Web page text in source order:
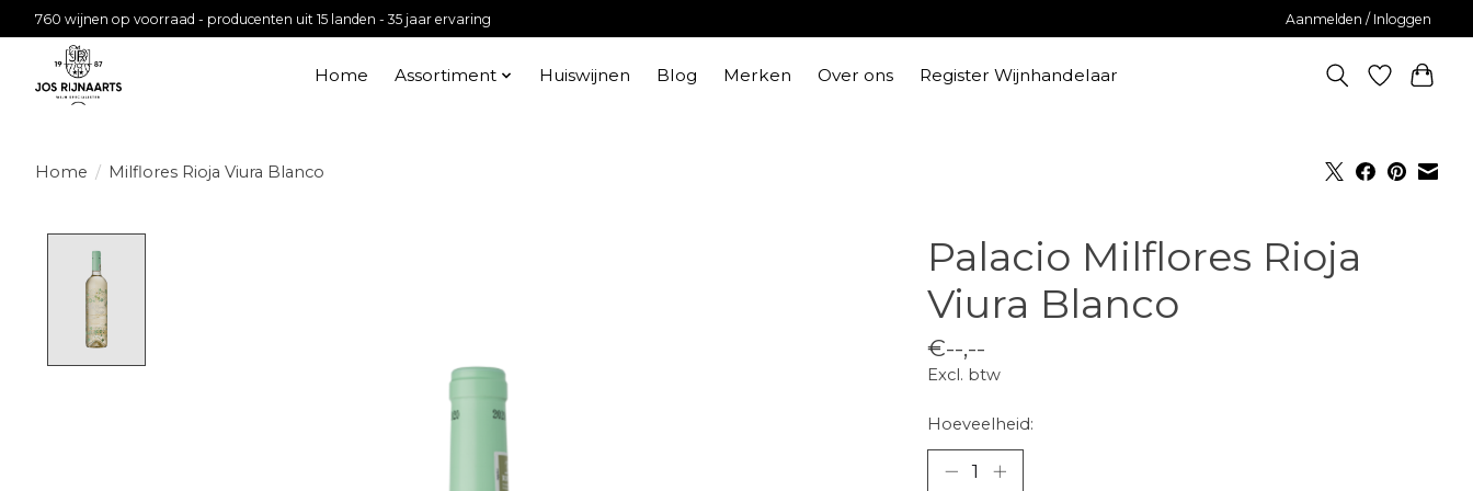
760 wijnen op voorraad - producenten uit 15 landen - 35 jaar ervaring Aanmelden / Inloggen
Home Assortiment Huiswijnen Blog Merken Over ons Register Wijnhandelaar
Home / Milflores Rioja Viura Blanco
Palacio Milflores Rioja
Viura Blanco
€--,--
Excl. btw
Hoeveelheid: